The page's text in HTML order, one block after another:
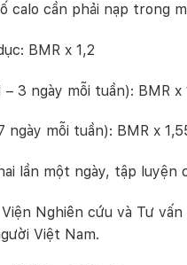
calo cần phải nạp trong
BMR x 1,2
3 ngày mỗi tuần): BMR x
ngày mỗi tuần): BMR x
lần một ngày, tập luyện
Nghiên cứu và Tư
Việt Nam.